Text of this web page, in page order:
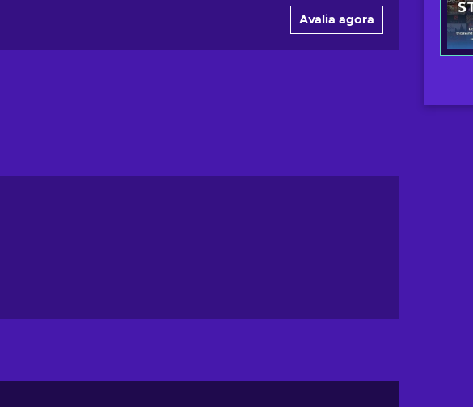
Avalia agora